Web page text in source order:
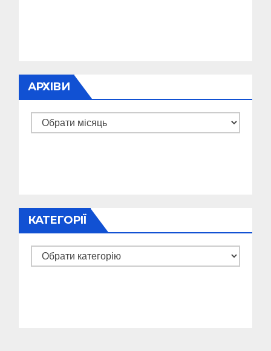
АРХІВИ
Архіви
КАТЕГОРІЇ
Категорії